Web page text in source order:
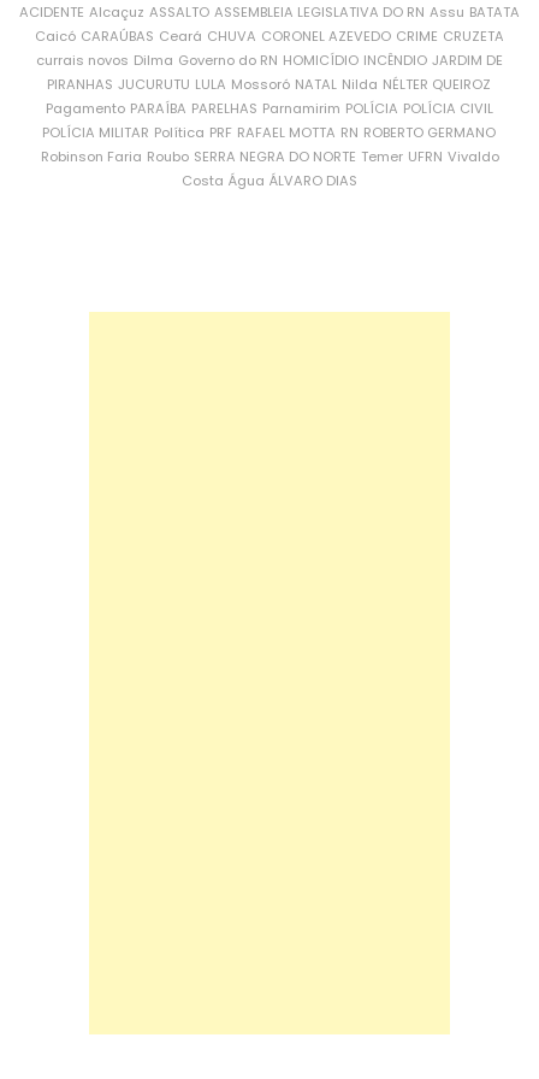
ACIDENTE Alcaçuz ASSALTO ASSEMBLEIA LEGISLATIVA DO RN Assu BATATA
Caicó CARAÚBAS Ceará CHUVA CORONEL AZEVEDO CRIME CRUZETA
currais novos Dilma Governo do RN HOMICÍDIO INCÊNDIO JARDIM DE
PIRANHAS JUCURUTU LULA Mossoró NATAL Nilda NÉLTER QUEIROZ
Pagamento PARAÍBA PARELHAS Parnamirim POLÍCIA POLÍCIA CIVIL
POLÍCIA MILITAR Política PRF RAFAEL MOTTA RN ROBERTO GERMANO
Robinson Faria Roubo SERRA NEGRA DO NORTE Temer UFRN Vivaldo
Costa Água ÁLVARO DIAS